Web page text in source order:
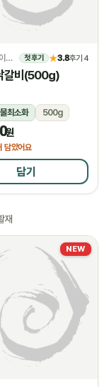
(주)에스케이위드 첫 후기 ★3.8후기 4
갈비(500g)
최소화
500g
원
담았어요
담기
재
NEW